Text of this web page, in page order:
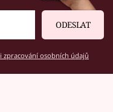
ODESLAT
zpracování osobních údajů